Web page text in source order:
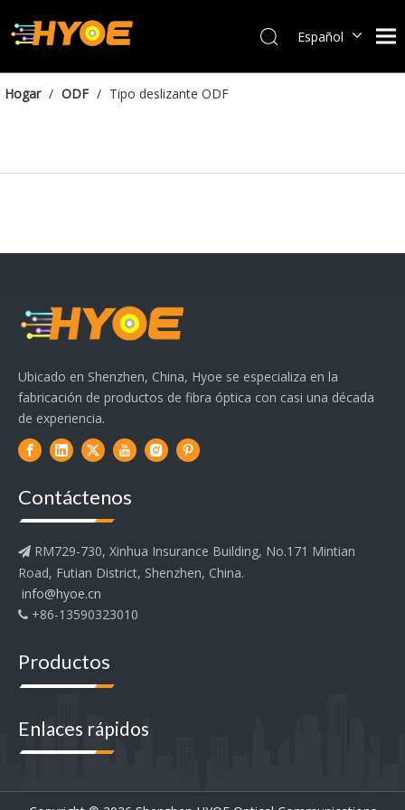
Español
Hogar / ODF / Tipo deslizante ODF
Ubicado en Shenzhen, China, Hyoe se especializa en la
fabricación de productos de fibra óptica con casi una década
de experiencia.
Contáctenos
 RM729-730, Xinhua Insurance Building, No.171 Mintian
Road, Futian District, Shenzhen, China.
info@hyoe.cn
 +86-13590323010
Productos
Enlaces rápidos